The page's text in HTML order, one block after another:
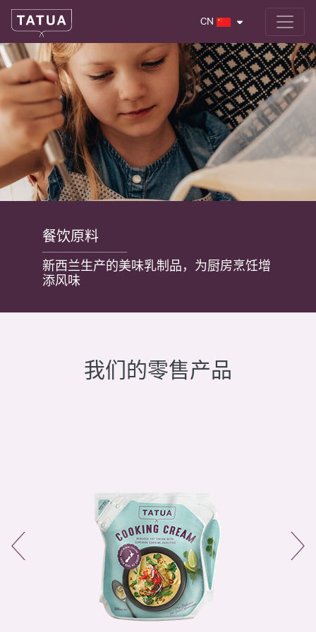
CN
餐饮原料
新西兰生产的美味乳制品，为厨房烹饪增
添风味
我们的零售产品